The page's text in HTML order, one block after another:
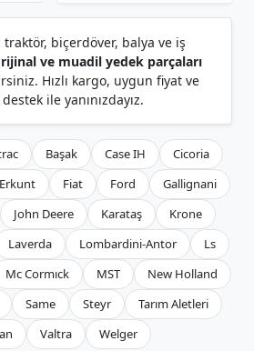
traktör, biçerdöver, balya ve iş
ve muadil yedek parçaları
Hızlı kargo, uygun fiyat ve
ile yanınızdayız.
Başak Case IH
Cicoria
Erkunt Fiat Ford
Gallignani
John Deere Karataş
Krone
Laverda Lombardini-Antor
Ls
Mc Cormıck MST
New Holland
Same Steyr
Tarım Aletleri
Valtra Welger